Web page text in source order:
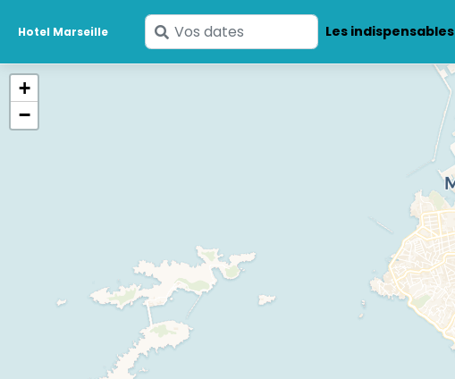
Hotel Marseille
Saisissez
vos
Les indispensables
+
−